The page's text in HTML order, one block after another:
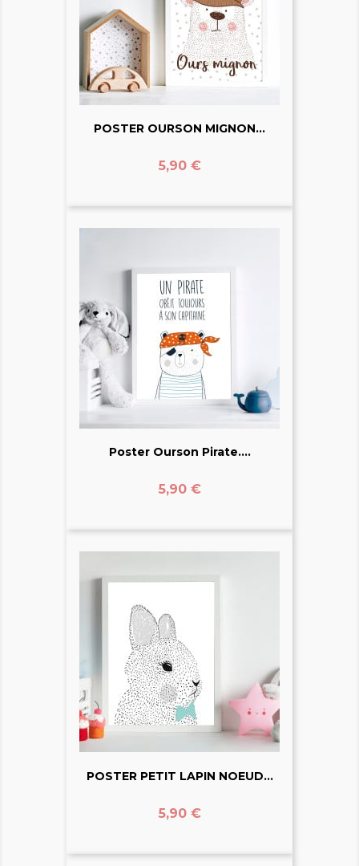
POSTER OURSON MIGNON...
Prix
5,90 €
Poster Ourson Pirate....
Prix
5,90 €
POSTER PETIT LAPIN NOEUD...
Prix
5,90 €